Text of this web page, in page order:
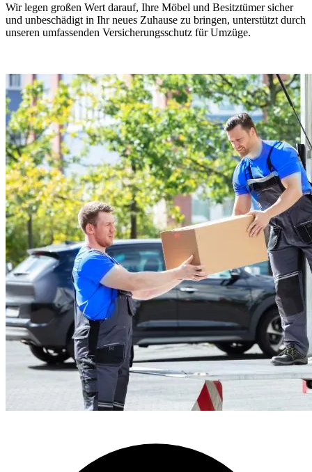
Wir legen großen Wert darauf, Ihre Möbel und Besitztümer sicher
und unbeschädigt in Ihr neues Zuhause zu bringen, unterstützt durch
unseren umfassenden Versicherungsschutz für Umzüge.